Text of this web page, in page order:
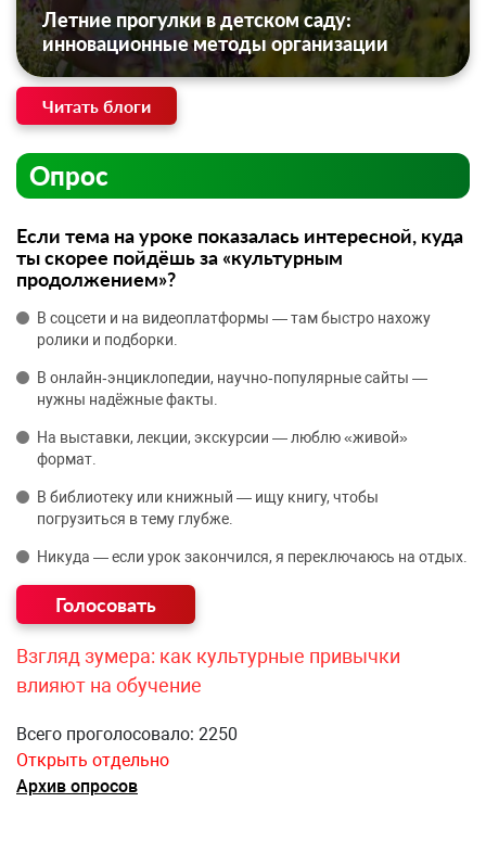
Летние прогулки в детском саду:
инновационные методы организации
Читать блоги
Опрос
Если тема на уроке показалась интересной, куда
ты скорее пойдёшь за «культурным
продолжением»?
В соцсети и на видеоплатформы — там быстро нахожу
ролики и подборки.
В онлайн‑энциклопедии, научно‑популярные сайты —
нужны надёжные факты.
На выставки, лекции, экскурсии — люблю «живой»
формат.
В библиотеку или книжный — ищу книгу, чтобы
погрузиться в тему глубже.
Никуда — если урок закончился, я переключаюсь на отдых.
Взгляд зумера: как культурные привычки
влияют на обучение
Всего проголосовало: 2250
Открыть отдельно
Архив опросов